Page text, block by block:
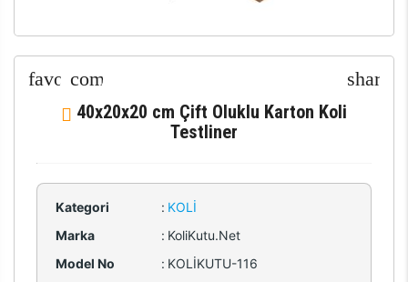
40x20x20 cm Çift Oluklu Karton Koli
Testliner
Kategori : KOLI
Marka
: KoliKutu.Net
Model No
: KOLİKUTU-116